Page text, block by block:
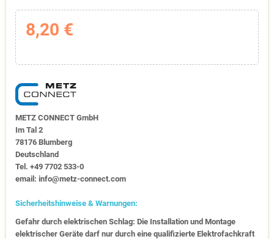
8,20 €
METZ CONNECT GmbH
Im Tal 2
78176 Blumberg
Deutschland
Tel. +49 7702 533-0
email: info@metz-connect.com
Sicherheitshinweise & Warnungen:
Gefahr durch elektrischen Schlag: Die Installation und Montage
elektrischer Geräte darf nur durch eine qualifizierte Elektrofachkraft